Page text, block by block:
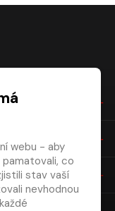
webu - aby
pamatovali, co
stav vaší
nevhodnou